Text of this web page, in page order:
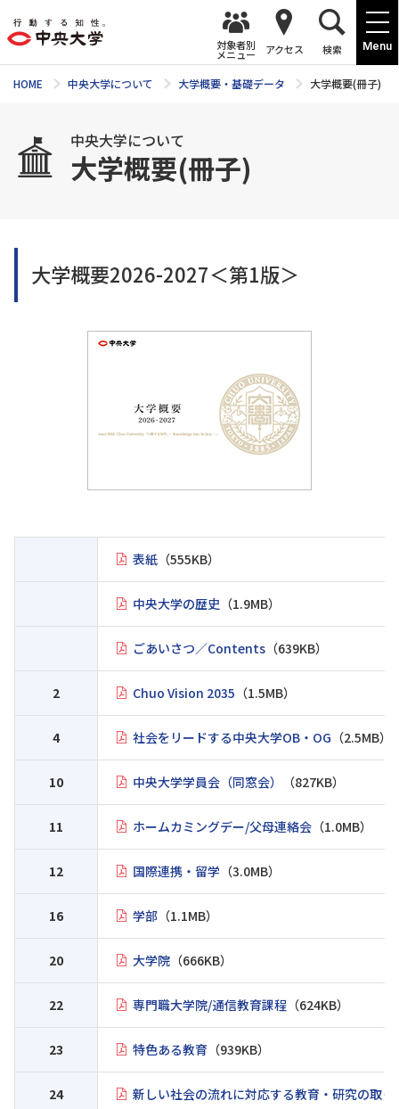
Menu
対象者別
メニュー アクセス 検索
HOME 中央大学について 大学概要・基礎データ 大学概要(冊子)
中央大学について
大学概要(冊子)
大学概要2026-2027＜第1版＞
表紙 （555KB）
中央大学の歴史 （1.9MB）
ごあいさつ／Contents （639KB）
2 Chuo Vision 2035 （1.5MB）
4 社会をリードする中央大学OB・OG （2.5MB）
10 中央大学学員会（同窓会） （827KB）
11 ホームカミングデー/父母連絡会 （1.0MB）
12 国際連携・留学 （3.0MB）
16 学部 （1.1MB）
20 大学院 （666KB）
22 専門職大学院/通信教育課程 （624KB）
23 特色ある教育 （939KB）
24 新しい社会の流れに対応する教育・研究の取り